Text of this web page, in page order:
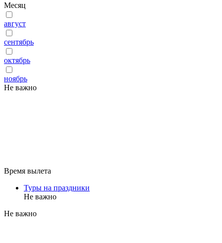
Месяц
август
сентябрь
октябрь
ноябрь
Не важно
Время вылета
Туры на праздники
Не важно
Не важно